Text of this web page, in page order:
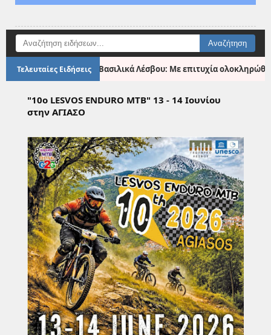
Τελευταίες Ειδήσεις
Καλλονής
● Βασιλικά Λέσβου: Με επιτυχία ολοκληρώθηκε
"10ο LESVOS ENDURO MTB" 13 - 14 Ιουνίου
στην ΑΓΙΑΣΟ